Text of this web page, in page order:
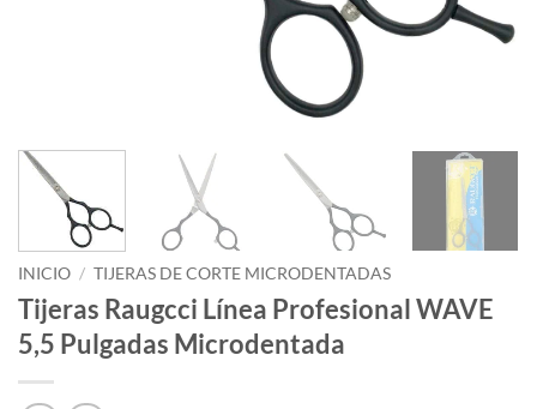
INICIO / TIJERAS DE CORTE MICRODENTADAS
Tijeras Raugcci Línea Profesional WAVE
5,5 Pulgadas Microdentada